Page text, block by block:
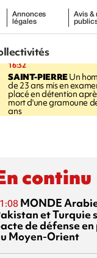
Annonces
légales
Avis &
16:32
SAINT-PIERREUn
de 23 ans mis en
placé en détention
mort d'une gramoune
ans
continu
MONDE
et Turquie
de défense
Moyen-Orient